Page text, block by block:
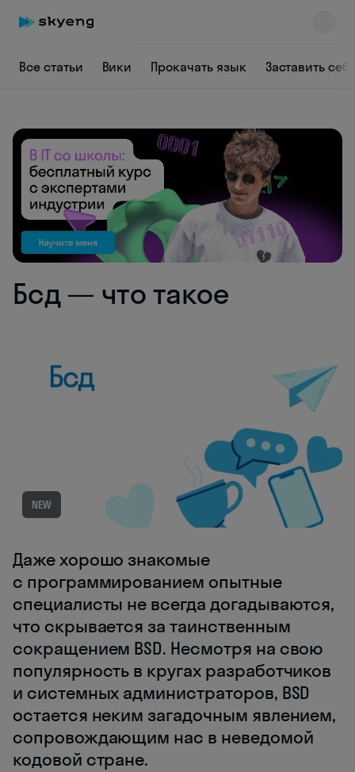
Все статьи Вики Прокачать язык Заставить
Бсд — что такое
NEW
Даже хорошо знакомые
с программированием опытные
специалисты не всегда догадываются,
что скрывается за таинственным
сокращением BSD. Несмотря на свою
популярность в кругах разработчиков
и системных администраторов, BSD
остается неким загадочным явлением,
сопровождающим нас в неведомой
кодовой стране.
Skyeng Chat
online